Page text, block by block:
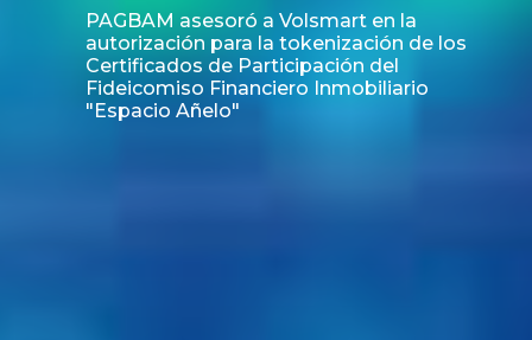
asesoró a Volsmart en la
para la tokenización de los
de Participación del
Financiero Inmobiliario
Añelo"